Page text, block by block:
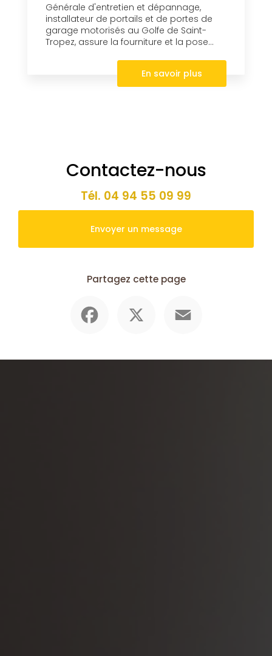
Générale d'entretien et dépannage,
installateur de portails et de portes de
garage motorisés au Golfe de Saint-
Tropez, assure la fourniture et la pose...
En savoir plus
Contactez-nous
Tél. 04 94 55 09 99
Envoyer un message
Partagez cette page